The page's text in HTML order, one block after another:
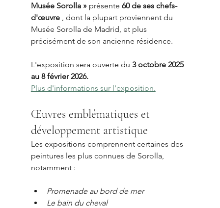
Musée Sorolla » présente 60 de ses chefs-
d'œuvre , dont la plupart proviennent du
Musée Sorolla de Madrid, et plus
précisément de son ancienne résidence.
L'exposition sera ouverte du 3 octobre 2025
au 8 février 2026.
Plus d'informations sur l'exposition.
Œuvres emblématiques et
développement artistique
Les expositions comprennent certaines des
peintures les plus connues de Sorolla,
notamment :
Promenade au bord de mer
Le bain du cheval